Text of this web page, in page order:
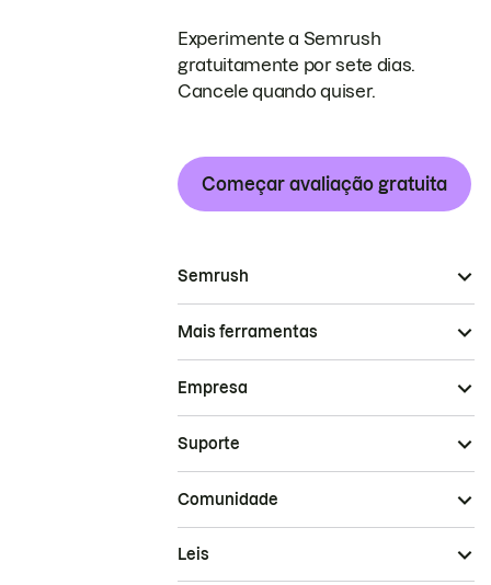
Experimente a Semrush
gratuitamente por sete dias.
Cancele quando quiser.
Começar avaliação gratuita
Semrush
Mais ferramentas
Empresa
Suporte
Comunidade
Leis